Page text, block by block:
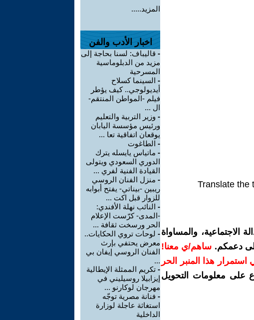
Translate the
والمساواة
دعمكم. ساهم/ي معنا!
في استمرار هذا المنبر الحر
على معلومات التحويل
المزيد.....
اخبار الأدب والفن
- قاليباف: لسنا بحاجة إلى
مزيد من الدبلوماسية
المسرحية
- السينما كسلاح
أيديولوجي.. كيف يؤطر
فيلم -المواطن المنتقم-
ال ...
- وزير التربية والتعليم
ورئيس مؤسسة اليابان
يوقعان اتفاقية تعا ...
- الطاغوت
- ماتياس يايسله يترك
الدوري السعودي ويتولى
القيادة الفنية لفري ...
- منزل الفنان الروسي
ريبين -بيناتي- يفتح أبوابه
للزوار قبل اكت ...
- النائب نهلة الأفندي:
-المدى- كرّست الإعلام
الحر ورسخت ثقافة ...
- لوحات تروي الحكايات..
معرض يحتفي بإرث
الفنان الروسي إيفان بي
...
- تكريم الممثلة الإيطالية
إيزابيلا روسيليني في
مهرجان لوكارنو ...
- فنانة مصرية توجّه
استغاثة عاجلة لوزارة
الداخلية